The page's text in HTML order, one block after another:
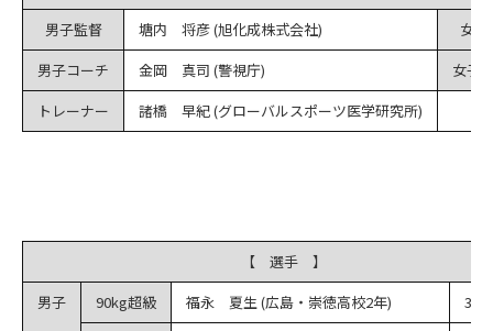
男子監督
塘内 将彦 (旭化成株式会社)
女子
男子コーチ
金岡 真司 (警視庁)
女子
トレーナー
諸橋 早紀 (グローバルスポーツ医学研究所)
【 選手 】
男子
90kg超級 福永 夏生 (広島・崇徳高校2年)
3回